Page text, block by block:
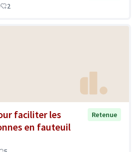
2
faciliter les
en fauteuil
Retenue